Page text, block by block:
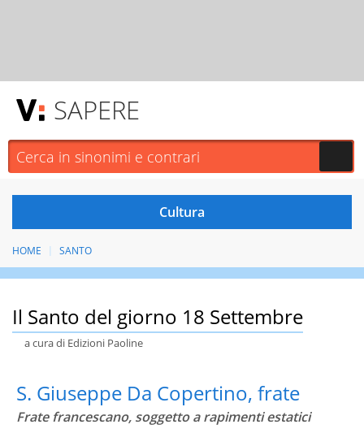
SAPERE
HOME SANTO
Il Santo del giorno 18 Settembre
a cura di Edizioni Paoline
S. Giuseppe Da Copertino, frate
Frate francescano, soggetto a rapimenti estatici